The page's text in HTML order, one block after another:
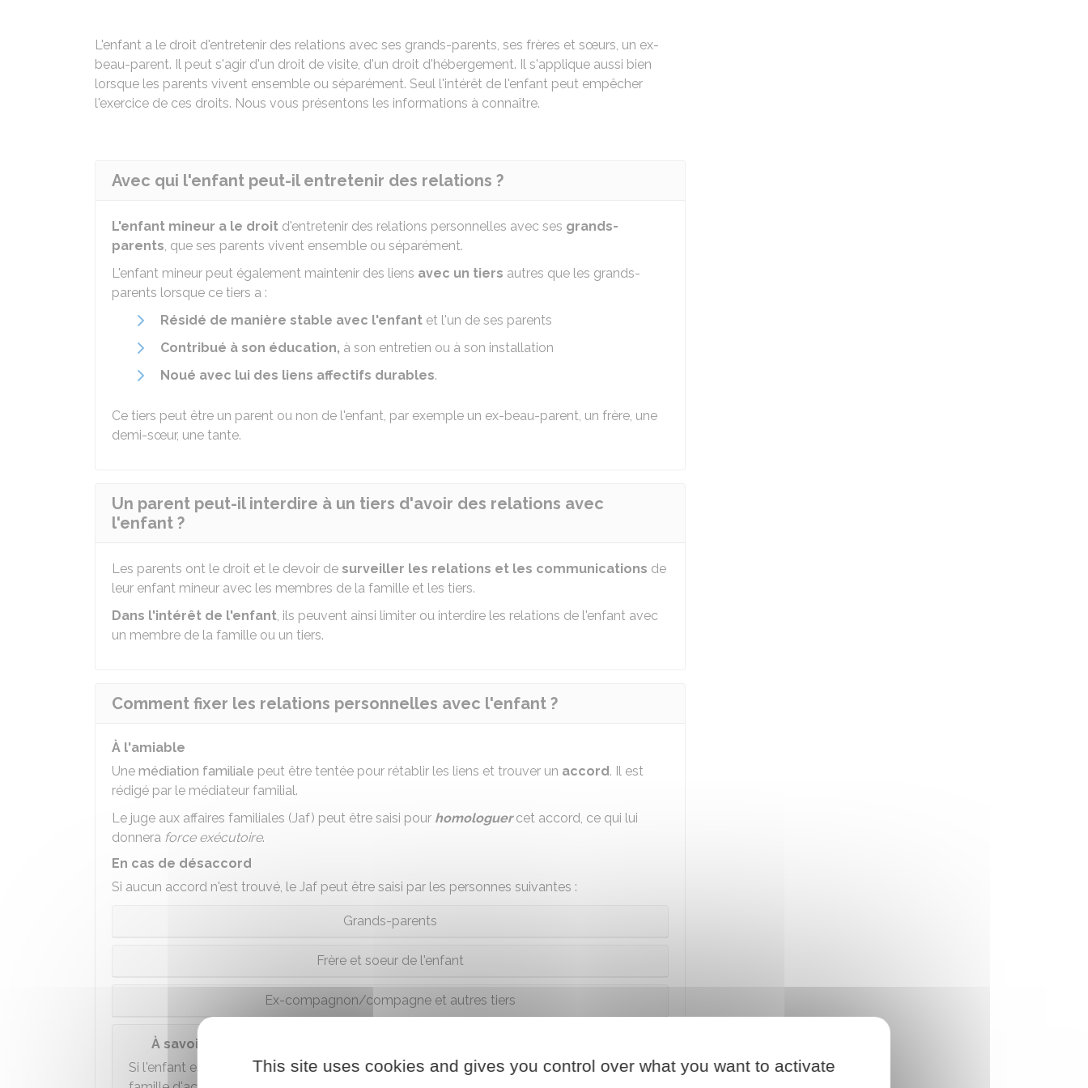
L'enfant a le droit d'entretenir des relations avec ses grands-parents, ses frères et sœurs, un ex-
beau-parent. Il peut s'agir d'un droit de visite, d'un droit d'hébergement. Il s'applique aussi bien
lorsque les parents vivent ensemble ou séparément. Seul l'intérêt de l'enfant peut empêcher
l'exercice de ces droits. Nous vous présentons les informations à connaître.
Avec qui l'enfant peut-il entretenir des relations ?
L'enfant mineur a le droit d'entretenir des relations personnelles avec ses grands-
parents, que ses parents vivent ensemble ou séparément.
L'enfant mineur peut également maintenir des liens avec un tiers autres que les grands-
parents lorsque ce tiers a :
Résidé de manière stable avec l'enfant et l'un de ses parents
Contribué à son éducation, à son entretien ou à son installation
Noué avec lui des liens affectifs durables.
Ce tiers peut être un parent ou non de l'enfant, par exemple un ex-beau-parent, un frère, une
demi-sœur, une tante.
Un parent peut-il interdire à un tiers d'avoir des relations avec
l'enfant ?
Les parents ont le droit et le devoir de surveiller les relations et les communications de
leur enfant mineur avec les membres de la famille et les tiers.
Dans l'intérêt de l'enfant, ils peuvent ainsi limiter ou interdire les relations de l'enfant avec
un membre de la famille ou un tiers.
Comment fixer les relations personnelles avec l'enfant ?
À l'amiable
Une médiation familiale peut être tentée pour rétablir les liens et trouver un accord. Il est
rédigé par le médiateur familial.
Le juge aux affaires familiales (Jaf) peut être saisi pour homologuercet accord, ce qui lui
donnera force exécutoire.
En cas de désaccord
Si aucun accord n'est trouvé, le Jaf peut être saisi par les personnes suivantes :
Grands-parents
Frère et soeur de l'enfant
Ex-compagnon/compagne et autres tiers
À savoir
Si l'enfant est
(c'est-à-dire confié à un tiers, à l'aide sociale à l'enfance, dans une
This site uses cookies and gives you control over what you want to activate